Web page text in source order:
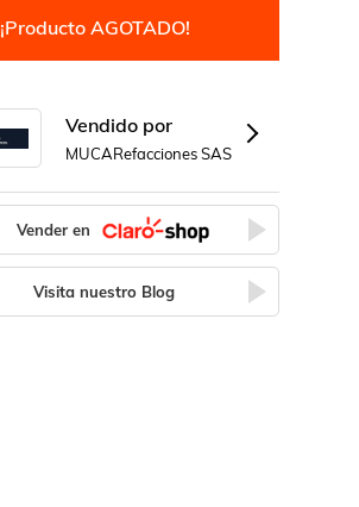
¡Producto AGOTADO!
Vendido por
MUCARefacciones SAS
Vender en
Visita nuestro Blog